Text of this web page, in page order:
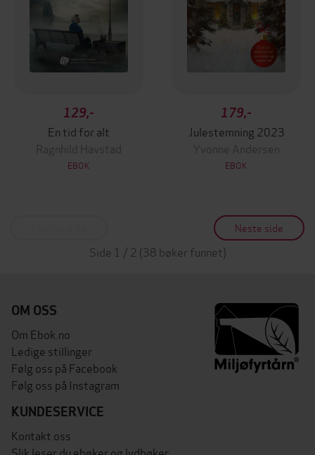
129,-
En tid for alt
Ragnhild Havstad
EBOK
179,-
Julestemning 2023
Yvonne Andersen
EBOK
Neste side
Side 1 / 2 (38 bøker funnet)
OM OSS
Om Ebok.no
Ledige stillinger
Følg oss på Facebook
Følg oss på Instagram
KUNDESERVICE
Kontakt oss